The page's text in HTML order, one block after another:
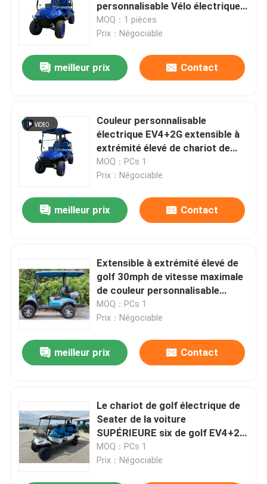
personnalisable Vélo électrique
haut de gamme
MOQ：1 pièces
Prix：Négociable
meilleur prix Contact
Couleur personnalisable
électrique EV4+2G extensible à
extrémité élevé de chariot de
golf du DESSUS 30mph de
vitesse maximale
MOQ：PCs 1
Prix：Négociable
meilleur prix Contact
Extensible à extrémité élevé de
golf 30mph de vitesse maximale
de couleur personnalisable
électrique de chariot
MOQ：PCs 1
Prix：Négociable
meilleur prix Contact
Le chariot de golf électrique de
Seater de la voiture
SUPÉRIEURE six de golf EV4+2G
adaptent la couleur aux besoins
du client extensible
MOQ：PCs 1
Prix：Négociable